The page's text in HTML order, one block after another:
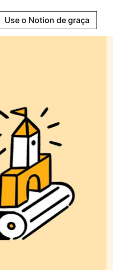
Use o Notion de graça